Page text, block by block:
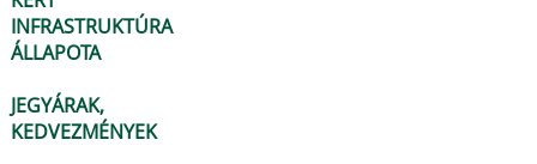
INFRASTRUKTÚRA
ÁLLAPOTA
JEGYÁRAK,
KEDVEZMÉNYEK